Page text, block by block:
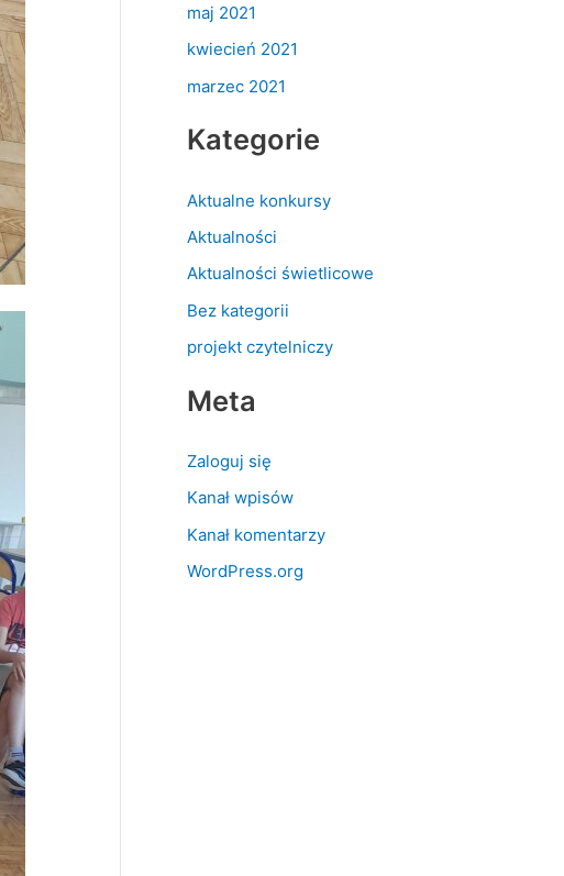
maj 2021
kwiecień 2021
marzec 2021
Kategorie
Aktualne konkursy
Aktualności
Aktualności świetlicowe
Bez kategorii
projekt czytelniczy
Meta
Zaloguj się
Kanał wpisów
Kanał komentarzy
WordPress.org